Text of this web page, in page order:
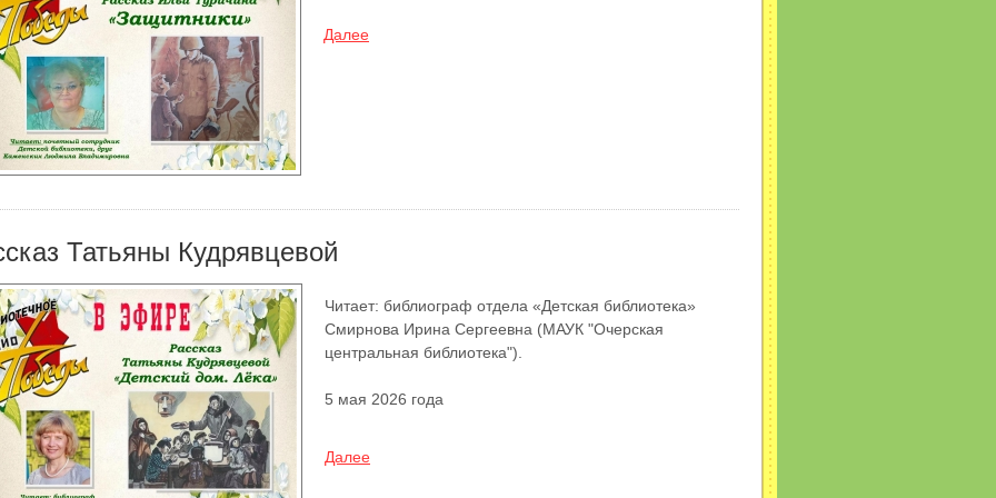
Далее
Татьяны Кудрявцевой
Читает: библиограф отдела «Детская библиотека»
Смирнова Ирина Сергеевна (МАУК "Очерская
центральная библиотека").
5 мая 2026 года
Далее